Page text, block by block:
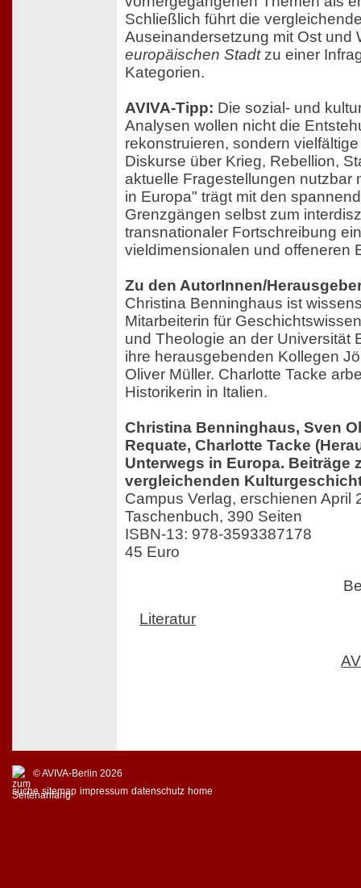
Schließlich führt die
Auseinandersetzung mit Ost und
europäischen Stadtzu einer
Kategorien.
AVIVA-Tipp: Die sozial- und
Analysen wollen nicht die
rekonstruieren, sondern
Diskurse über Krieg, Rebellion,
aktuelle Fragestellungen nutzbar
in Europa" trägt mit den
Grenzgängen selbst zum
transnationaler Fortschreibung
vieldimensionalen und offeneren
Zu den AutorInnen/
Christina Benninghaus ist
Mitarbeiterin für
und Theologie an der Universität
ihre herausgebenden Kollegen
Oliver Müller. Charlotte Tacke
Historikerin in Italien.
Christina Benninghaus, Sven
Requate, Charlotte Tacke
Unterwegs in Europa. Beiträge
vergleichenden
Campus Verlag, erschienen April
Taschenbuch, 390 Seiten
ISBN-13: 978-3593387178
45 Euro
Literatur
© AVIVA-Berlin 2026
suche sitemap impressum datenschutz home